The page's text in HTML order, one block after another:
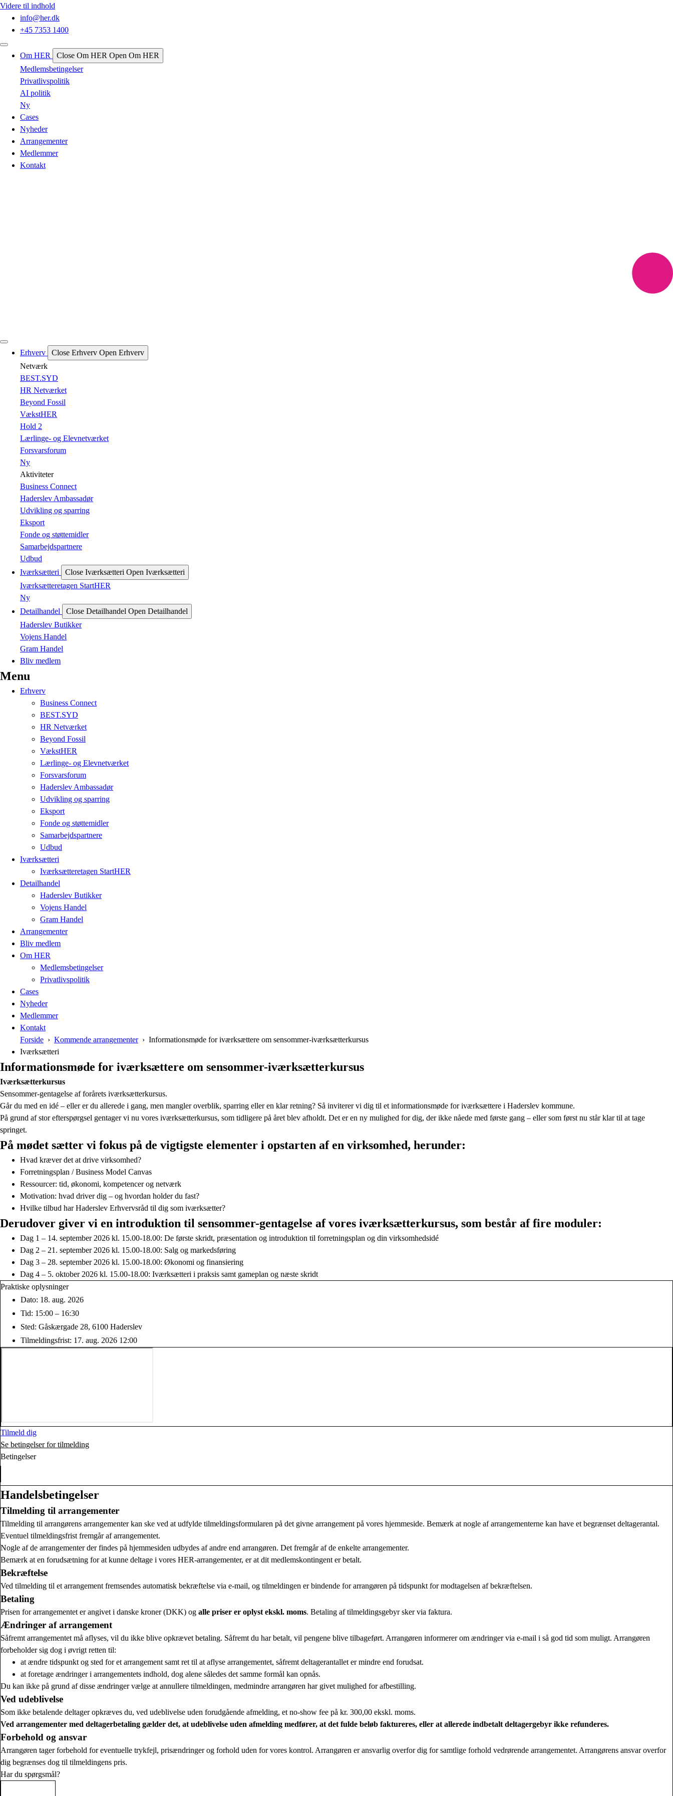
Videre til indhold
info@her.dk
+45 7353 1400
Om HER Close Om HER Open Om HER
Medlemsbetingelser
Privatlivspolitik
AI politik
Ny
Cases
Nyheder
Arrangementer
Medlemmer
Kontakt
Erhverv Close Erhverv Open Erhverv
Netværk
BEST.SYD
HR Netværket
Beyond Fossil
VækstHER
Hold 2
Lærlinge- og Elevnetværket
Forsvarsforum
Ny
Aktiviteter
Business Connect
Haderslev Ambassadør
Udvikling og sparring
Eksport
Fonde og støttemidler
Samarbejdspartnere
Udbud
Iværksætteri
Close Iværksætteri Open Iværksætteri
Iværksætteretagen StartHER
Ny
Detailhandel
Close Detailhandel Open Detailhandel
Haderslev Butikker
Vojens Handel
Gram Handel
Bliv medlem
Menu
Erhverv
Business Connect
BEST.SYD
HR Netværket
Beyond Fossil
VækstHER
Lærlinge- og Elevnetværket
Forsvarsforum
Haderslev Ambassadør
Udvikling og sparring
Eksport
Fonde og støttemidler
Samarbejdspartnere
Udbud
Iværksætteri
Iværksætteretagen StartHER
Detailhandel
Haderslev Butikker
Vojens Handel
Gram Handel
Arrangementer
Bliv medlem
Om HER
Medlemsbetingelser
Privatlivspolitik
Cases
Nyheder
Medlemmer
Kontakt
Forside
Kommende arrangementer
Informationsmøde for iværksættere om sensommer-iværksætterkursus
Iværksætteri
Informationsmøde for iværksættere om sensommer-iværksætterkursus
Iværksætterkursus
Sensommer-gentagelse af forårets iværksætterkursus.
Går du med en idé – eller er du allerede i gang, men mangler overblik, sparring eller en klar retning? Så inviterer vi dig til et informationsmøde for iværksættere i Haderslev kommune.
På grund af stor efterspørgsel gentager vi nu vores iværksætterkursus, som tidligere på året blev afholdt. Det er en ny mulighed for dig, der ikke nåede med første gang – eller som først nu står klar til at tage
springet.
På mødet sætter vi fokus på de vigtigste elementer i opstarten af en virksomhed, herunder:
Hvad kræver det at drive virksomhed?
Forretningsplan / Business Model Canvas
Ressourcer: tid, økonomi, kompetencer og netværk
Motivation: hvad driver dig – og hvordan holder du fast?
Hvilke tilbud har Haderslev Erhvervsråd til dig som iværksætter?
Derudover giver vi en introduktion til sensommer-gentagelse af vores iværksætterkursus, som består af fire moduler:
Dag 1 – 14. september 2026 kl. 15.00-18.00: De første skridt, præsentation og introduktion til forretningsplan og din virksomhedsidé
Dag 2 – 21. september 2026 kl. 15.00-18.00: Salg og markedsføring
Dag 3 – 28. september 2026 kl. 15.00-18.00: Økonomi og finansiering
Dag 4 – 5. oktober 2026 kl. 15.00-18.00: Iværksætteri i praksis samt gameplan og næste skridt
Praktiske oplysninger
Dato: 18. aug. 2026
Tid: 15:00 – 16:30
Sted: Gåskærgade 28, 6100 Haderslev
Tilmeldingsfrist: 17. aug. 2026 12:00
Tilmeld dig
Se betingelser for tilmelding
Betingelser
Handelsbetingelser
Tilmelding til arrangementer
Tilmelding til arrangørens arrangementer kan ske ved at udfylde tilmeldingsformularen på det givne arrangement på vores hjemmeside. Bemærk at nogle af arrangementerne kan have et begrænset deltagerantal.
Eventuel tilmeldingsfrist fremgår af arrangementet.
Nogle af de arrangementer der findes på hjemmesiden udbydes af andre end arrangøren. Det fremgår af de enkelte arrangementer.
Bemærk at en forudsætning for at kunne deltage i vores HER-arrangementer, er at dit medlemskontingent er betalt.
Bekræftelse
Ved tilmelding til et arrangement fremsendes automatisk bekræftelse via e-mail, og tilmeldingen er bindende for arrangøren på tidspunkt for modtagelsen af bekræftelsen.
Betaling
Prisen for arrangementet er angivet i danske kroner (DKK) og alle priser er oplyst ekskl. moms. Betaling af tilmeldingsgebyr sker via faktura.
Ændringer af arrangement
Såfremt arrangementet må aflyses, vil du ikke blive opkrævet betaling. Såfremt du har betalt, vil pengene blive tilbageført. Arrangøren informerer om ændringer via e-mail i så god tid som muligt. Arrangøren
forbeholder sig dog i øvrigt retten til:
at ændre tidspunkt og sted for et arrangement samt ret til at aflyse arrangementet, såfremt deltagerantallet er mindre end forudsat.
at foretage ændringer i arrangementets indhold, dog alene således det samme formål kan opnås.
Du kan ikke på grund af disse ændringer vælge at annullere tilmeldingen, medmindre arrangøren har givet mulighed for afbestilling.
Ved udeblivelse
Som ikke betalende deltager opkræves du, ved udeblivelse uden forudgående afmelding, et no-show fee på kr. 300,00 ekskl. moms.
Ved arrangementer med deltagerbetaling gælder det, at udeblivelse uden afmelding medfører, at det fulde beløb faktureres, eller at allerede indbetalt deltagergebyr ikke refunderes.
Forbehold og ansvar
Arrangøren tager forbehold for eventuelle trykfejl, prisændringer og forhold uden for vores kontrol. Arrangøren er ansvarlig overfor dig for samtlige forhold vedrørende arrangementet. Arrangørens ansvar overfor
dig begrænses dog til tilmeldingens pris.
Har du spørgsmål?